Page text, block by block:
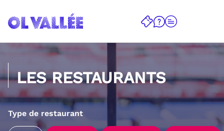
LES RESTAURANTS
Type de restaurant